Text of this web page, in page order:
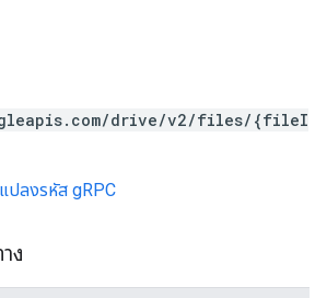
drive/v2/files/{fileI
ปลงรหัส gRPC
ง